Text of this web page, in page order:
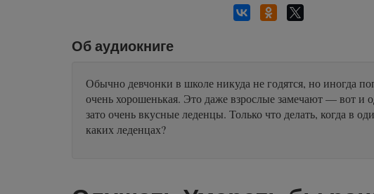
Об аудиокниге
Обычно девчонки в школе никуда не годятся, но иногда
очень хорошенькая. Это даже взрослые замечают — вот и
зато очень вкусные леденцы. Только что делать, когда в
каких леденцах?